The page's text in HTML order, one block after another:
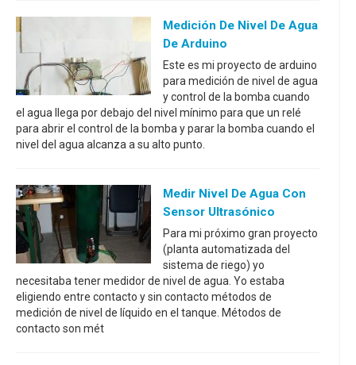
Medición De Nivel De Agua
De Arduino
Este es mi proyecto de arduino
para medición de nivel de agua
y control de la bomba cuando
el agua llega por debajo del nivel mínimo para que un relé
para abrir el control de la bomba y parar la bomba cuando el
nivel del agua alcanza a su alto punto.
Medir Nivel De Agua Con
Sensor Ultrasónico
Para mi próximo gran proyecto
(planta automatizada del
sistema de riego) yo
necesitaba tener medidor de nivel de agua. Yo estaba
eligiendo entre contacto y sin contacto métodos de
medición de nivel de líquido en el tanque. Métodos de
contacto son mét